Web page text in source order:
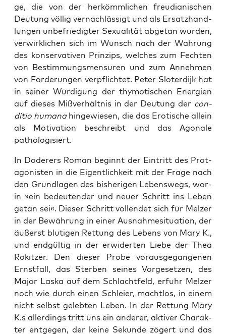
ge, die von der her­kömm­li­chen freu­dia­ni­schen
Deu­tung völ­lig ver­nach­läs­sigt und als Ersatz­hand­
lun­gen unbe­frie­dig­ter Sexua­li­tät abge­tan wur­den,
ver­wirk­li­chen sich im Wunsch nach der Wah­rung
des kon­ser­va­ti­ven Prin­zips, wel­ches zum Fech­ten
von Bestim­mungs­men­su­ren und zum Anneh­men
von For­de­run­gen ver­pflich­tet. Peter Slo­ter­di­jk hat
in sei­ner Wür­di­gung der thy­mo­ti­schen Ener­gien
auf die­ses Miß­ver­hält­nis in der Deu­tung der con­
di­tio huma­nahin­ge­wie­sen, die das Ero­ti­sche allein
als Moti­va­ti­on beschreibt und das Ago­na­le
pathologisiert.
In Dode­rers Roman beginnt der Ein­tritt des Prot­
ago­nis­ten in die Eigent­lich­keit mit der Fra­ge nach
den Grund­la­gen des bis­he­ri­gen Lebens­wegs, wor­
in »ein bedeu­ten­der und neu­er Schritt ins Leben
getan sei«. Die­ser Schritt voll­endet sich für Mel­zer
in der Bewäh­rung in einer Aus­nah­me­si­tua­ti­on, der
äußerst blu­ti­gen Ret­tung des Lebens von Mary K.,
und end­gül­tig in der erwi­der­ten Lie­be der Thea
Rokit­zer. Den die­ser Pro­be vor­aus­ge­gan­ge­nen
Ernst­fall, das Ster­ben sei­nes Vor­ge­set­zen, des
Major Las­ka auf dem Schlacht­feld, erfuhr Mel­zer
noch wie durch einen Schlei­er, macht­los, in einem
nicht selbst geleb­ten Leben. In der Ret­tung Mary
K.s aller­dings tritt uns ein ande­rer, akti­ver Cha­rak­
ter ent­ge­gen, der kei­ne Sekun­de zögert und das